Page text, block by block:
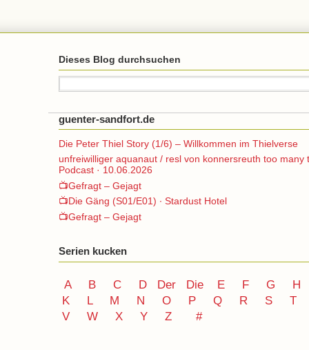
Dieses Blog durchsuchen
guenter-sandfort.de
Die Peter Thiel Story (1/6) – Willkommen im Thielverse
unfreiwilliger aquanaut / resl von konnersreuth too many
Podcast · 10.06.2026
📺Gefragt – Gejagt
📺Die Gäng (S01/E01) ∙ Stardust Hotel
📺Gefragt – Gejagt
Serien kucken
A B C D Der Die E F G
H
K
L M N O P Q R S
T
V
W X Y Z #